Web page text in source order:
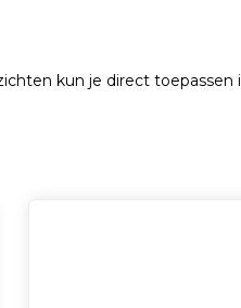
kun je direct toepassen